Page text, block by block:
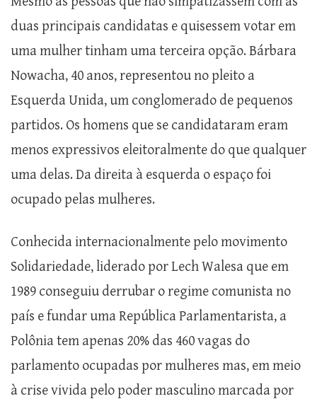
duas principais candidatas e quisessem votar em
uma mulher tinham uma terceira opção. Bárbara
Nowacha, 40 anos, representou no pleito a
Esquerda Unida, um conglomerado de pequenos
partidos. Os homens que se candidataram eram
menos expressivos eleitoralmente do que qualquer
uma delas. Da direita à esquerda o espaço foi
ocupado pelas mulheres.
Conhecida internacionalmente pelo movimento
Solidariedade, liderado por Lech Walesa que em
1989 conseguiu derrubar o regime comunista no
país e fundar uma República Parlamentarista, a
Polônia tem apenas 20% das 460 vagas do
parlamento ocupadas por mulheres mas, em meio
à crise vivida pelo poder masculino marcada por